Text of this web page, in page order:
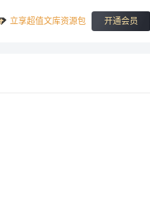
立享超值文库资源包 开通会员